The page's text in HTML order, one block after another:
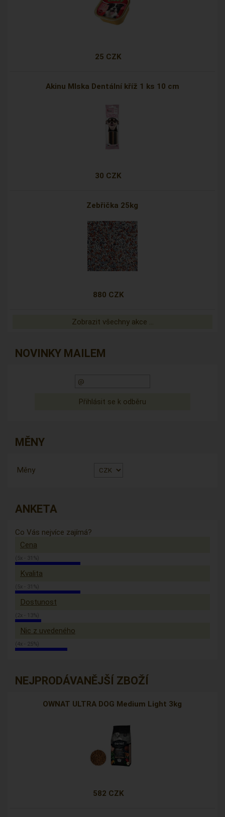
25 CZK
Akinu Mlska Dentální kříž 1 ks 10 cm
30 CZK
Zebřička 25kg
880 CZK
Zobrazit všechny akce ...
NOVINKY MAILEM
MĚNY
Měny
ANKETA
Co Vás nejvíce zajímá?
Cena
(5x - 31%)
Kvalita
(5x - 31%)
Dostunost
(2x - 13%)
Nic z uvedeného
(4x - 25%)
NEJPRODÁVANĚJŠÍ ZBOŽÍ
OWNAT ULTRA DOG Medium Light 3kg
582 CZK